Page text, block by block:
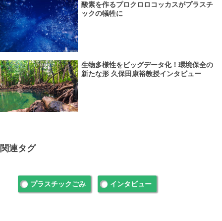
酸素を作るプロクロロコッカスがプラスチ
ックの犠牲に
生物多様性をビッグデータ化！環境保全の
新たな形 久保田康裕教授インタビュー
関連タグ
プラスチックごみ インタビュー